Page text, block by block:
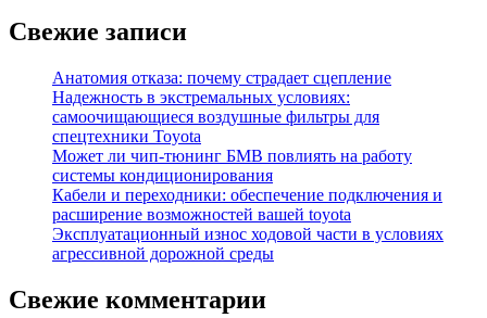
Свежие записи
Анатомия отказа: почему страдает сцепление
Надежность в экстремальных условиях:
самоочищающиеся воздушные фильтры для
спецтехники Toyota
Может ли чип-тюнинг БМВ повлиять на работу
системы кондиционирования
Кабели и переходники: обеспечение подключения и
расширение возможностей вашей toyota
Эксплуатационный износ ходовой части в условиях
агрессивной дорожной среды
Свежие комментарии